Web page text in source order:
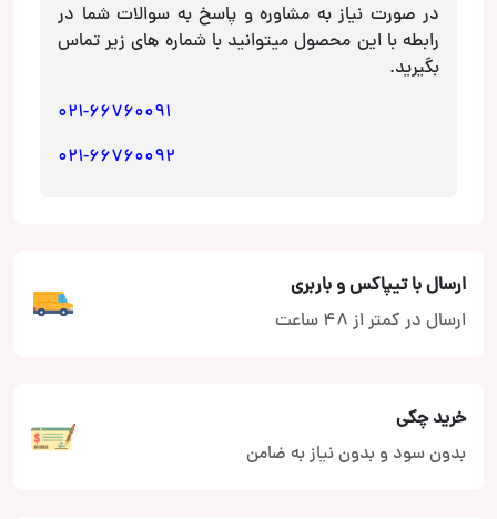
در صورت نیاز به مشاوره و پاسخ به سوالات شما در
رابطه با این محصول میتوانید با شماره های زیر تماس
بگیرید.
021-66760091
021-66760092
ارسال با تیپاکس و باربری
ارسال در کمتر از 48 ساعت
خرید چکی
بدون سود و بدون نیاز به ضامن